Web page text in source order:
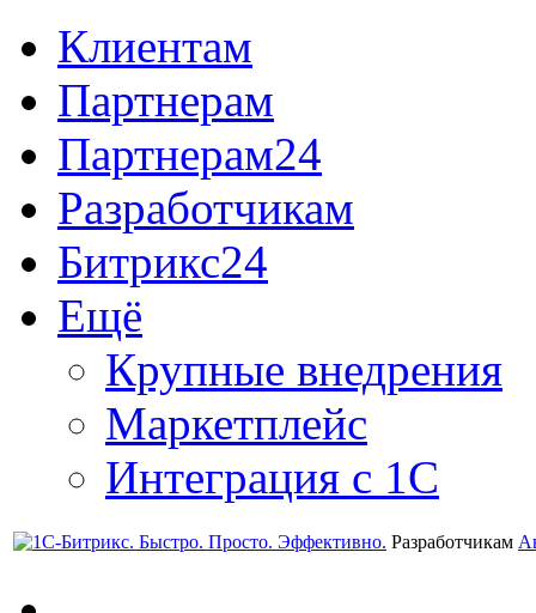
Клиентам
Партнерам
Партнерам24
Разработчикам
Битрикс24
Ещё
Крупные внедрения
Маркетплейс
Интеграция с 1С
Разработчикам